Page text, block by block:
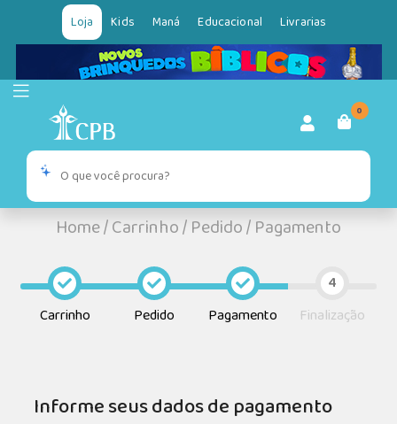
Loja Kids Maná Educacional Livrarias
0
Home/Carrinho/Pedido/Pagamento
Carrinho Pedido Pagamento Finalização
Informe seus dados de pagamento